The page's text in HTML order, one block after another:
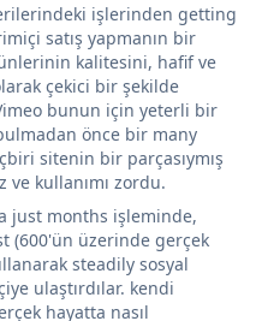
işlerinden getting
satış yapmanın bir
kalitesini, hafif ve
çekici bir şekilde
bunun için yeterli bir
önce bir many
sitenin bir parçasıymış
ve kullanımı zordu.
just months işleminde,
(600'ün üzerinde gerçek
steadily sosyal
ulaştırdılar. kendi
hayatta nasıl